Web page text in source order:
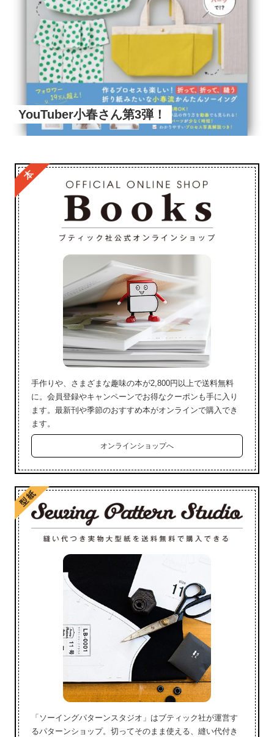
YouTuber小春さん第3弾！
手作りや、さまざまな趣味の本が2,800円以上で送料無料
に。会員登録やキャンペーンでお得なクーポンも手に入り
ます。最新刊や季節のおすすめ本がオンラインで購入でき
ます。
オンラインショップへ
「ソーイングパターンスタジオ」はブティック社が運営す
るパターンショップ。切ってそのまま使える、縫い代付き